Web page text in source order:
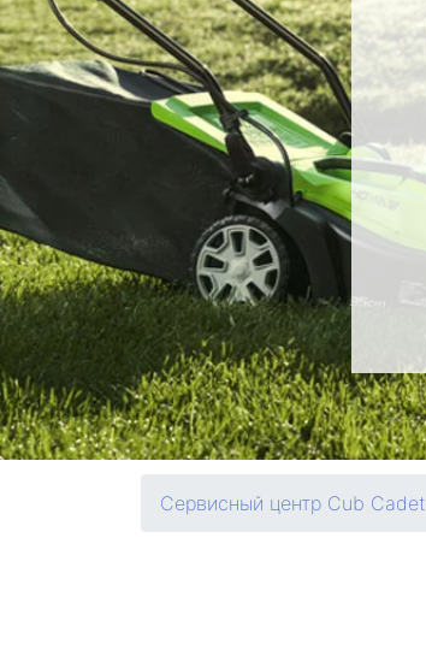
Сервисный центр Cub Cadet